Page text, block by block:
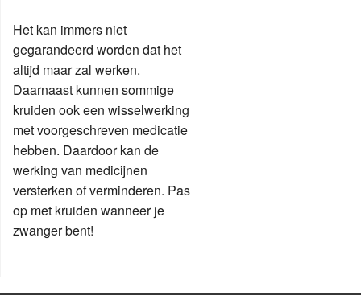
Het kan immers niet
gegarandeerd worden dat het
altijd maar zal werken.
Daarnaast kunnen sommige
kruiden ook een wisselwerking
met voorgeschreven medicatie
hebben. Daardoor kan de
werking van medicijnen
versterken of verminderen. Pas
op met kruiden wanneer je
zwanger bent!